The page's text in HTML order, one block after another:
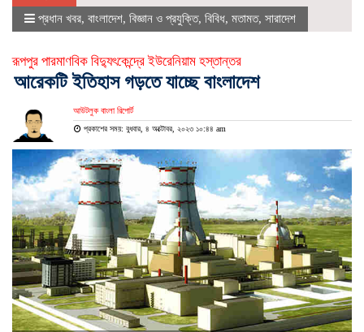
প্রধান খবর, বাংলাদেশ, বিজ্ঞান ও প্রযুক্তি, বিবিধ, মতামত, সারাদেশ
রূপপুর পারমাণবিক বিদ্যুৎকেন্দ্রে ইউরেনিয়াম হস্তান্তর
আরেকটি ইতিহাস গড়তে যাচ্ছে বাংলাদেশ
আউটলুক বাংলা রিপোর্ট
প্রকাশের সময়: বুধবার, ৪ অক্টোবর, ২০২৩ ১০:৪৪ am